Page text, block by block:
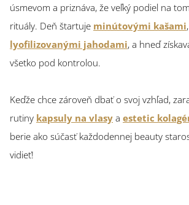
úsmevom a priznáva, že veľký podiel na
rituály. Deň štartuje minútovými kašami
lyofilizovanými jahodami, a hneď
všetko pod kontrolou.
Keďže chce zároveň dbať o svoj vzhľad,
rutiny kapsuly na vlasy a estetic
berie ako súčasť každodennej beauty
vidieť!